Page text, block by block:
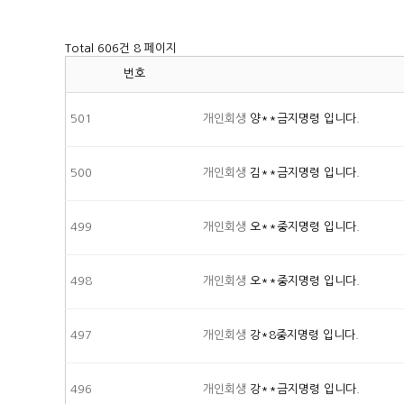
Total 606건 8 페이지
번호
501 개인회생 양**금지명령 입니다.
500 개인회생 김**금지명령 입니다.
499 개인회생 오**중지명령 입니다.
498 개인회생 오**중지명령 입니다.
497 개인회생 강*8중지명령 입니다.
496 개인회생 강**금지명령 입니다.